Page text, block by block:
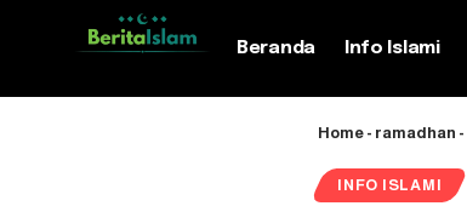
Beranda Info Islami
Home - ramadhan -
INFO ISLAMI